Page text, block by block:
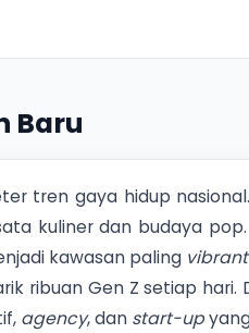
Baru
tren gaya hidup
kuliner dan budaya
kawasan paling vibrant
ribuan Gen Z setiap hari.
agency, dan start-up